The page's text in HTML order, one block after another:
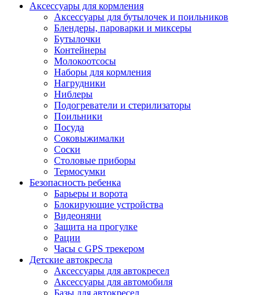
Аксессуары для кормления
Аксессуары для бутылочек и поильников
Блендеры, пароварки и миксеры
Бутылочки
Контейнеры
Молокоотсосы
Наборы для кормления
Нагрудники
Ниблеры
Подогреватели и стерилизаторы
Поильники
Посуда
Соковыжималки
Соски
Столовые приборы
Термосумки
Безопасность ребенка
Барьеры и ворота
Блокирующие устройства
Видеоняни
Защита на прогулке
Рации
Часы с GPS трекером
Детские автокресла
Аксессуары для автокресел
Аксессуары для автомобиля
Базы для автокресел